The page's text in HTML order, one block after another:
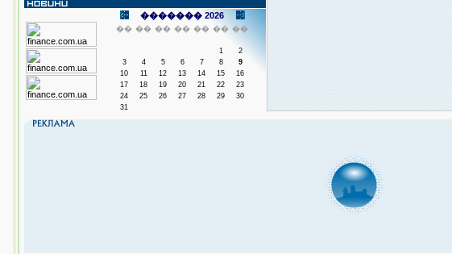
������� 2026
�� �� �� �� �� �� ��
1
2
3
4 5 6 7 8
9
10
11 12 13 14 15
16
17
18 19 20 21 22
23
24
25 26 27 28 29
30
31